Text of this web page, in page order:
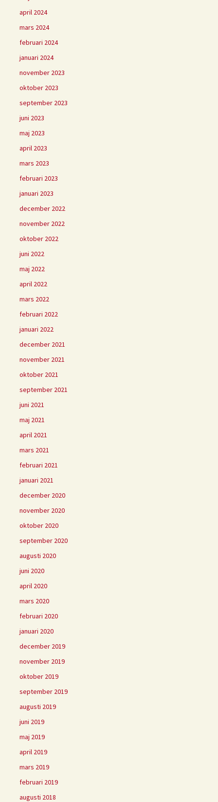
april 2024
mars 2024
februari 2024
januari 2024
november 2023
oktober 2023
september 2023
juni 2023
maj 2023
april 2023
mars 2023
februari 2023
januari 2023
december 2022
november 2022
oktober 2022
juni 2022
maj 2022
april 2022
mars 2022
februari 2022
januari 2022
december 2021
november 2021
oktober 2021
september 2021
juni 2021
maj 2021
april 2021
mars 2021
februari 2021
januari 2021
december 2020
november 2020
oktober 2020
september 2020
augusti 2020
juni 2020
april 2020
mars 2020
februari 2020
januari 2020
december 2019
november 2019
oktober 2019
september 2019
augusti 2019
juni 2019
maj 2019
april 2019
mars 2019
februari 2019
augusti 2018